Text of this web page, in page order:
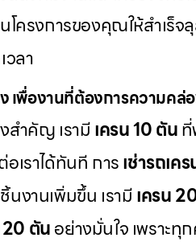
ครงการของคุณให้สำเร็
วลา
เพื่องานที่ต้องการความคล่
สำคัญ เรามีเครน 10 ตัน
เราได้ทันที การเช่ารถเค
งานเพิ่มขึ้น เรามีเครน
20 ตันอย่างมั่นใจ เพราะทุ